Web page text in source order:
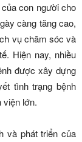
con người cho
càng tăng cao,
vụ chăm sóc và
Hiện nay, nhiều
được xây dựng
tình trạng bệnh
viện lớn.
và phát triển của